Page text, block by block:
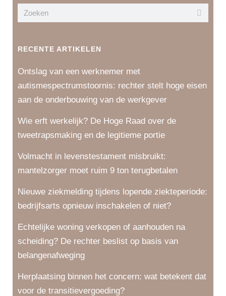
RECENTE ARTIKELEN
Ontslag van een werknemer met
autismespectrumstoornis: rechter stelt hoge eisen
aan de onderbouwing van de werkgever
Wie erft werkelijk? De Hoge Raad over de
tweetrapsmaking en de legitieme portie
Volmacht in levenstestament misbruikt:
mantelzorger moet ruim 9 ton terugbetalen
Nieuwe ziekmelding tijdens lopende ziekteperiode:
bedrijfsarts opnieuw inschakelen of niet?
Echtelijke woning verkopen of aanhouden na
scheiding? De rechter beslist op basis van
belangenafweging
Herplaatsing binnen het concern: wat betekent dat
voor de transitievergoeding?